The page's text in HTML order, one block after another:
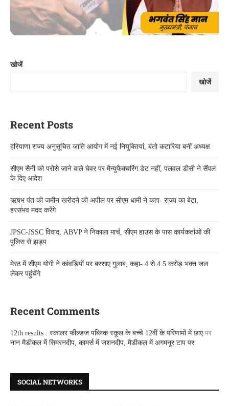
खोजें
खोजें
Recent Posts
हरियाणा राज्य अनुसूचित जाति आयोग में नई नियुक्तियां, बंतो कटारिया बनीं अध्यक्ष
सीएम सैनी को परोसे जाने वाले घेवर पर मैन्युफैक्चरिंग डेट नहीं, पलवल डीसी ने सैंपल
के दिए आदेश
ऋषभ पंत की जमीन खरीदने की अपील पर सीएम धामी ने कहा- राज्य का बेटा,
हरसंभव मदद करेंगे
JPSC-JSSC विवाद, ABVP ने निकाला मार्च, सीएम हाउस के पास कार्यकर्ताओं की
पुलिस से झड़प
मेरठ में सीएम योगी ने कांवड़ियों पर बरसाए गुलाब, कहा- 4 से 4.5 करोड़ भक्त जल
लेकर पहुंचेंगे
Recent Comments
12th results : स्कालर फील्डज पब्लिक स्कूल के बच्चे 12वीं के परिणामों में छाएपर
नान मैडीकल में सिमरनदीप, कामर्स में जशनदीप, मैडीकल में अगमनूर टाप पर
SOCIAL NETWORKS